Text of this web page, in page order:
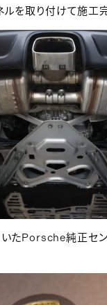
を取り付けて施工
いたPorsche純正セ